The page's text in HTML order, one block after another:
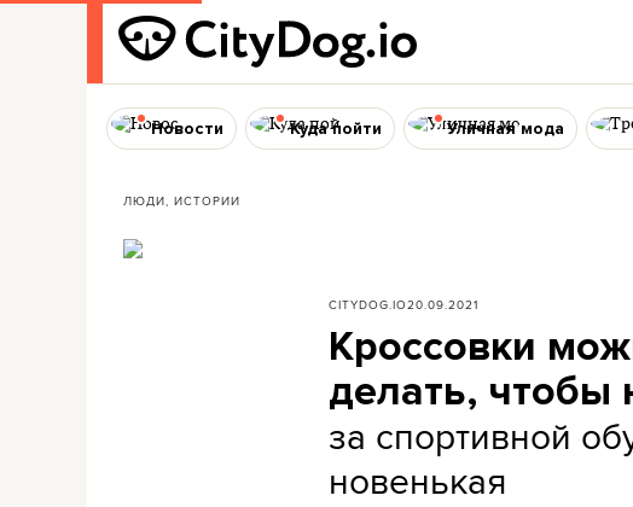
Новости Куда пойти Уличная мода
ЛЮДИ, ИСТОРИИ
CITYDOG.IO20.09.2021
Кроссовки
делать, чтобы
за спортивной
новенькая